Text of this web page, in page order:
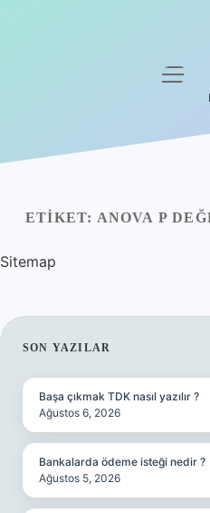
Yasal Uyarı
Hakkımızda
menüyü
ETIKET: ANOVA P
Sitemap
SIDEBAR
SON YAZILAR
Başa çıkmak TDK nasıl yazılır ?
Ağustos 6, 2026
Bankalarda ödeme isteği nedir ?
Ağustos 5, 2026